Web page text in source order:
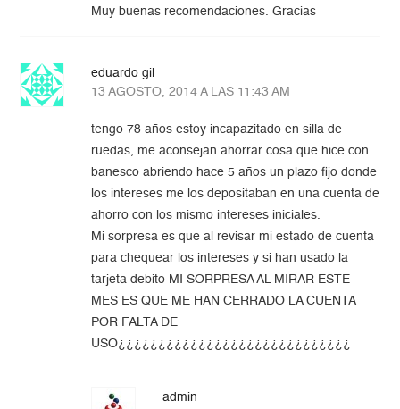
Muy buenas recomendaciones. Gracias
eduardo gil
13 AGOSTO, 2014 A LAS 11:43 AM
tengo 78 años estoy incapazitado en silla de
ruedas, me aconsejan ahorrar cosa que hice con
banesco abriendo hace 5 años un plazo fijo donde
los intereses me los depositaban en una cuenta de
ahorro con los mismo intereses iniciales.
Mi sorpresa es que al revisar mi estado de cuenta
para chequear los intereses y si han usado la
tarjeta debito MI SORPRESA AL MIRAR ESTE
MES ES QUE ME HAN CERRADO LA CUENTA
POR FALTA DE
USO¿¿¿¿¿¿¿¿¿¿¿¿¿¿¿¿¿¿¿¿¿¿¿¿¿¿¿¿¿
admin